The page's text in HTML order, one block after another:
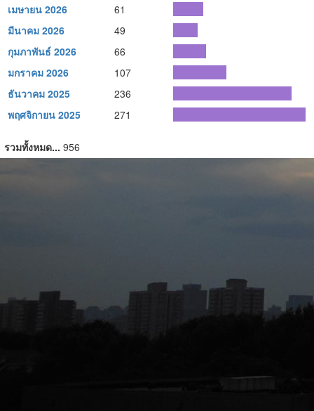
เมษายน 2026
61
มีนาคม 2026
49
กุมภาพันธ์ 2026
66
มกราคม 2026
107
ธันวาคม 2025
236
พฤศจิกายน 2025
271
รวมทั้งหมด... 956